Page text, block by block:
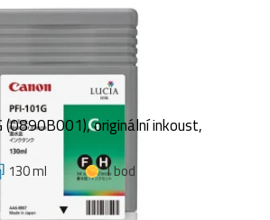
(0890B001), originální inkoust,
130 ml
1 bod